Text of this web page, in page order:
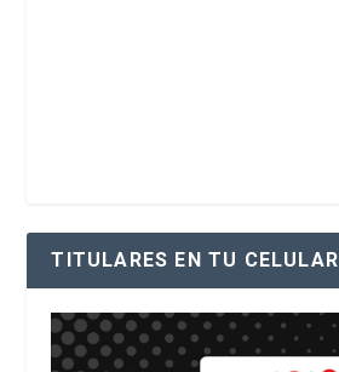
TITULARES EN TU CELULAR